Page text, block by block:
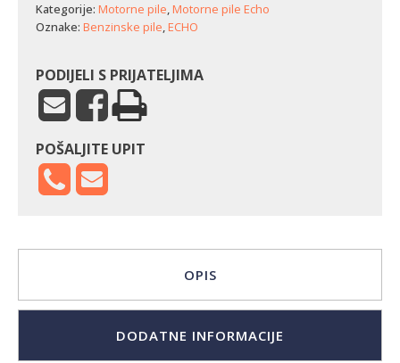
Kategorije: Motorne pile,Motorne pile Echo
Oznake: Benzinske pile,ECHO
PODIJELI S PRIJATELJIMA
POŠALJITE UPIT
OPIS
DODATNE INFORMACIJE